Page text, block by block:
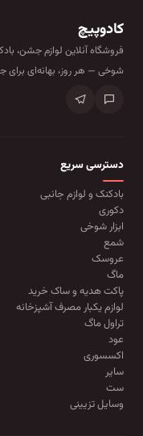
کادوپیچ
فروشگاه آنلاین لوازم جشن،
شوخی — هر روز، بهانه‌ای
دسترسی سریع
بادکنک و لوازم جانبی
دکوری
ابزار شوخی
شمع
عروسک
ماگ
پاکت هدیه و ساک خرید
لوازم یکبار مصرف آشپزخانه
تراول ماگ
عود
اکسسوری
سایر
ست
وسایل تزیینی